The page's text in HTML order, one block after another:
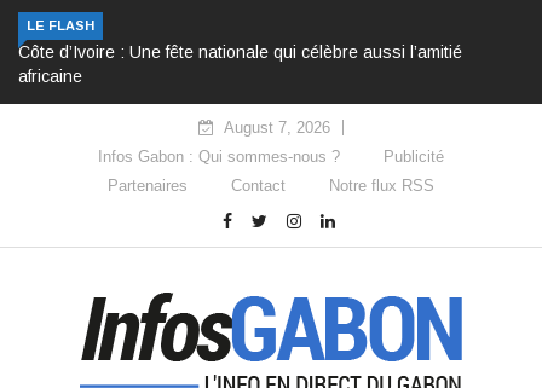
LE FLASH
Côte d’Ivoire : Une fête nationale qui célèbre aussi l’amitié
africaine
August 7, 2026
Infos Gabon : Qui sommes-nous ?
Publicité
Partenaires
Contact Notre flux RSS